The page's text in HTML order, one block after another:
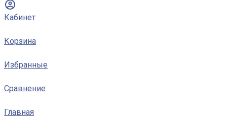
Кабинет
Корзина
Избранные
Сравнение
Главная